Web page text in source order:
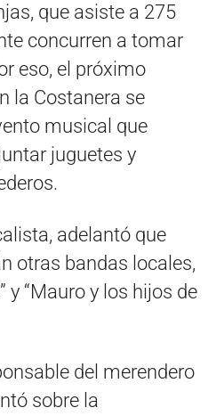
que asiste a 275
concurren a tomar
eso, el próximo
la Costanera se
musical que
juguetes y
adelantó que
otras bandas locales,
y “Mauro y los hijos de
del merendero
sobre la